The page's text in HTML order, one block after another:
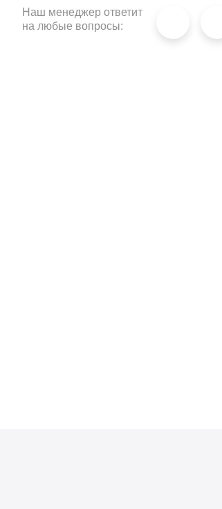
Наш менеджер ответит
на любые вопросы: